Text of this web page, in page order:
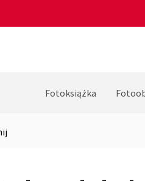
Fotoksiążka